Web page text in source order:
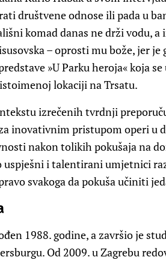
društvene odnose ili pada u
komad danas ne drži vodu,
– oprosti mu bože, jer je
»U Parku heroja« koja
lokaciji na Trsatu.
izrečenih tvrdnji
inovativnim pristupom operi u
nakon tolikih pokušaja na
uspješni i talentirani umjetnici
svakoga da pokuša učiniti
1988. godine, a završio je
Od 2009. u Zagrebu